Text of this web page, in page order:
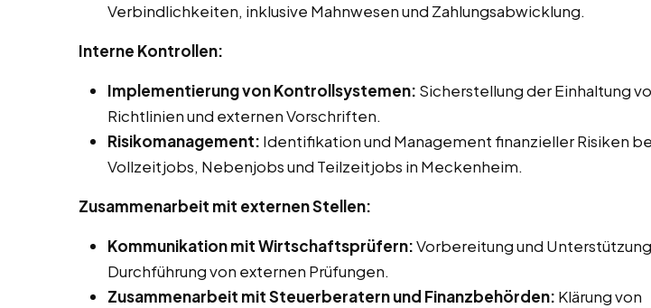
Verbindlichkeiten, inklusive Mahnwesen und Zahlungsabwicklung.
Interne Kontrollen:
Implementierung von Kontrollsystemen: Sicherstellung der Einhaltung
Richtlinien und externen Vorschriften.
Risikomanagement: Identifikation und Management finanzieller Risiken
Vollzeitjobs, Nebenjobs und Teilzeitjobs in Meckenheim.
Zusammenarbeit mit externen Stellen:
Kommunikation mit Wirtschaftsprüfern:Vorbereitung und
Durchführung von externen Prüfungen.
Zusammenarbeit mit Steuerberatern und Finanzbehörden: Klärung von